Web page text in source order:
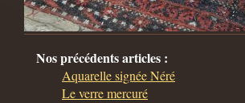
Nos précédents articles :
Aquarelle signée Néré
Le verre mercuré